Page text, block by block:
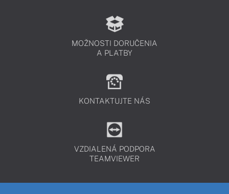
MOŽNOSTI DORUČENIA
A PLATBY
KONTAKTUJTE NÁS
VZDIALENÁ PODPORA
TEAMVIEWER